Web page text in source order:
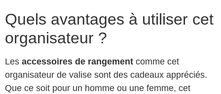
Quels avantages à utiliser cet
organisateur ?
Les accessoires de rangement comme cet
organisateur de valise sont des cadeaux appréciés.
Que ce soit pour un homme ou une femme, cet